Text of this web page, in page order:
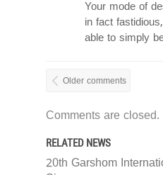
Your mode of
in fact
able to simply
Older comments
Comments are closed.
RELATED NEWS
20th Garshom